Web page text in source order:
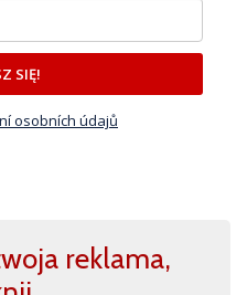
SIĘ!
osobních údajů
reklama,